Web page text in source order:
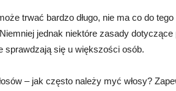
trwać bardzo długo, nie ma co do
jednak niektóre zasady dotyczące
sprawdzają się u większości osób.
– jak często należy myć włosy?